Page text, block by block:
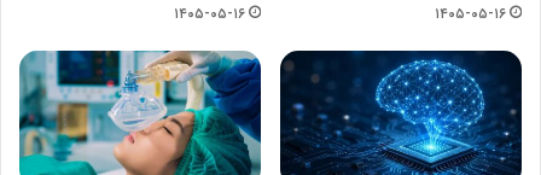
۱۴۰۵-۰۵-۱۶ ۱۴۰۵-۰۵-۱۶